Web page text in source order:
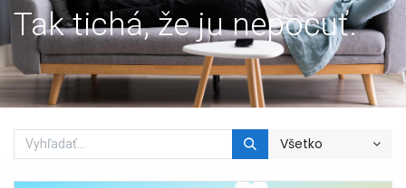
Tak tichá, že ju nepočuť.
Všetko